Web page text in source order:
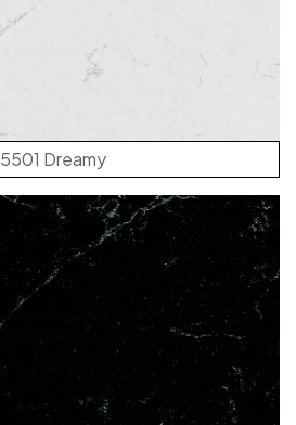
5501 Dreamy